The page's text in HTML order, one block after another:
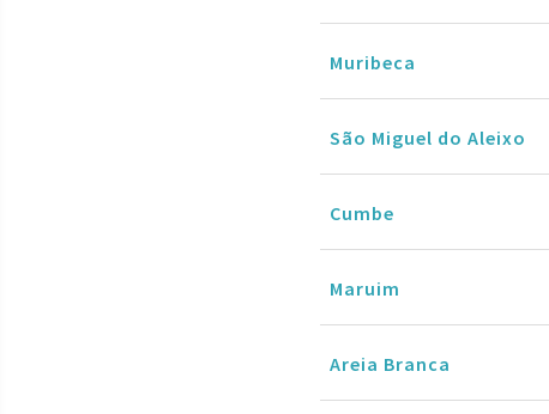
Muribeca
São Miguel do Aleixo
Cumbe
Maruim
Areia Branca